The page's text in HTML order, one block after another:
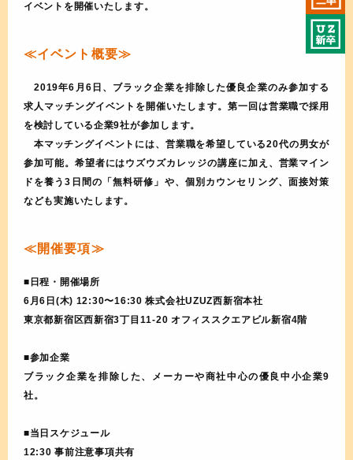
イベントを開催いたします。
≪イベント概要≫
2019年6月6日、ブラック企業を排除した優良企業のみ参加する
求人マッチングイベントを開催いたします。第一回は営業職で採用
を検討している企業9社が参加します。
本マッチングイベントには、営業職を希望している20代の男女が
参加可能。希望者にはウズウズカレッジの講座に加え、営業マイン
ドを養う3日間の「無料研修」や、個別カウンセリング、面接対策
なども実施いたします。
≪開催要項≫
■日程・開催場所
6月6日(木) 12:30〜16:30 株式会社UZUZ西新宿本社
東京都新宿区西新宿3丁目11-20 オフィススクエアビル新宿4階
■参加企業
ブラック企業を排除した、メーカーや商社中心の優良中小企業9
社。
■当日スケジュール
12:30 事前注意事項共有